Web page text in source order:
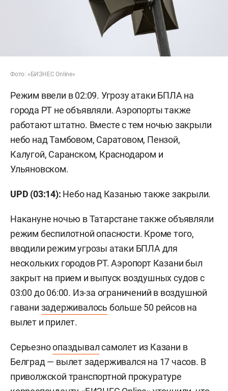
Фото: «БИЗНЕС Online»
Режим ввели в 02:09. Угрозу атаки БПЛА на
города РТ не объявляли. Аэропорты также
работают штатно. Вместе с тем ночью закрыли
небо над Тамбовом, Саратовом, Пензой,
Калугой, Саранском, Краснодаром и
Ульяновском.
UPD (03:14): Небо над Казанью также закрыли.
Накануне ночью в Татарстане также объявляли
режим беспилотной опасности. Кроме того,
вводили режим угрозы атаки БПЛА для
нескольких городов РТ. Аэропорт Казани был
закрыт на прием и выпуск воздушных судов с
03:00 до 06:00. Из-за ограничений в воздушной
гавани задерживалось больше 50 рейсов на
вылет и прилет.
Серьезноопаздывалсамолет из Казани в
Белград — вылет задерживался на 17 часов. В
приволжской транспортной прокуратуре